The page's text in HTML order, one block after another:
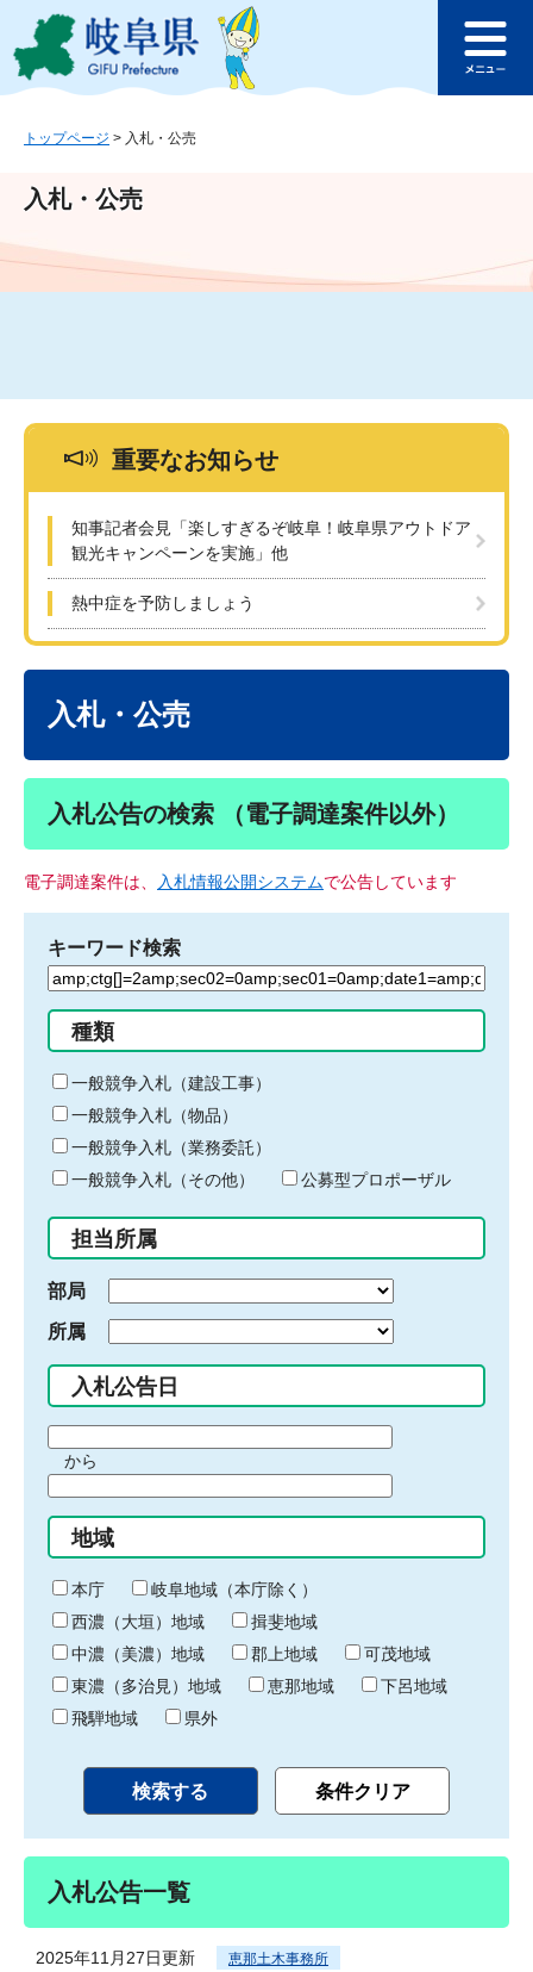
ジ
ュ
文
このページの本文へ
ュ
トップページ > 入札・公売
入札・公売
重要なお知らせ
知事記者会見「楽しすぎるぞ岐阜！岐阜県アウトドア
観光キャンペーンを実施」他
熱中症を予防しましょう
入札・公売
入札公告の検索 （電子調達案件以外）
電子調達案件は、 入札情報公開システムで公告しています
キーワード検索
検
る
キ
ー
ワ
ー
ド
入
力
種類
一般競争入札（建設工事）
一般競争入札（物品）
一般競争入札（業務委託）
一般競争入札（その他）
公募型プロポーザル
担当所属
部局
所属
入札公告日
間
始
り
から
間
終
わ
り
地域
本庁
岐阜地域（本庁除く）
西濃（大垣）地域
揖斐地域
中濃（美濃）地域
郡上地域
可茂地域
東濃（多治見）地域
恵那地域
下呂地域
飛騨地域
県外
入札公告一覧
2025年11月27日更新 恵那土木事務所